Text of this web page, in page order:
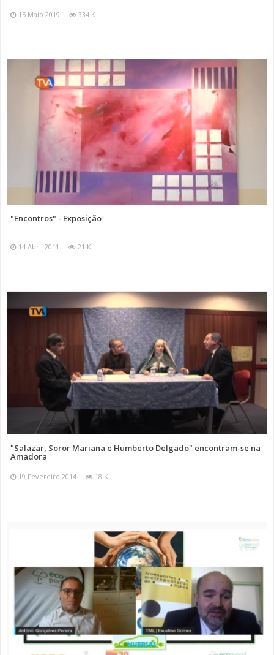
15 Maio 2019 334 K
"Encontros" - Exposição
14 Abril 2011 21 K
"Salazar, Soror Mariana e Humberto Delgado" encontram-se na
Amadora
19 Fevereiro 2014 18 K